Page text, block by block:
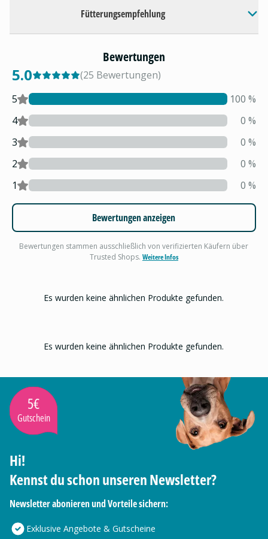
Fütterungsempfehlung
Bewertungen
5.0 (25 Bewertungen)
5
100 %
4
0 %
3
0 %
2
0 %
1
0 %
Bewertungen anzeigen
Bewertungen stammen ausschließlich von verifizierten Käufern über
Trusted Shops. Weitere Infos
Es wurden keine ähnlichen Produkte gefunden.
Es wurden keine ähnlichen Produkte gefunden.
5€
Gutschein
Hi!
Kennst du schon unseren Newsletter?
Newsletter abonieren und Vorteile sichern:
Exklusive Angebote & Gutscheine